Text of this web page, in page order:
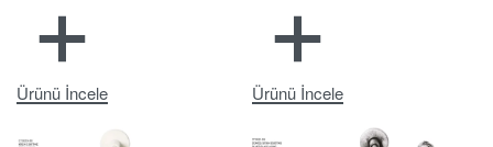
Ürünü İncele Ürünü İncele